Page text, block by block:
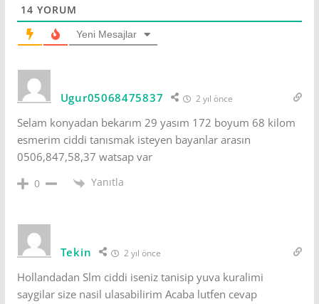
14 YORUM
Yeni Mesajlar
Ugur05068475837 2 yıl önce
Selam konyadan bekarım 29 yasım 172 boyum 68 kilom
esmerim ciddi tanısmak isteyen bayanlar arasın
0506,847,58,37 watsap var
0 Yanıtla
Tekin 2 yıl önce
Hollandadan Slm ciddi iseniz tanisip yuva kuralimi
saygilar size nasil ulasabilirim Acaba lutfen cevap